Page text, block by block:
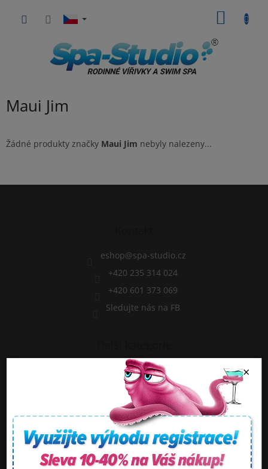
×
Maui Jim
Žádné produkty značky Maui Jim nebyly nalezeny...
eshop@spa-studio.cz
+420 235 314 024
+420 601 373 069
Sledujte nás na FB
Chci novou vířivku
Chci nové Swim SPA
Facebook